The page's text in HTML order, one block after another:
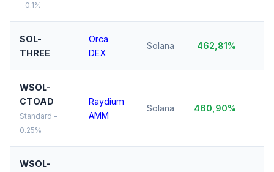
- 0.1%
SOL-
THREE
Orca
DEX
Solana 462,81%
WSOL-
CTOAD
Standard -
0.25%
Raydium
AMM
Solana 460,90%
WSOL-